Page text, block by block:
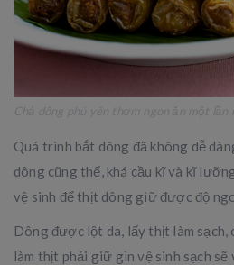
Quá trình bắt dông đã không dễ
dông cũng thế, khá cầu kĩ và kĩ
vệ sinh để thịt dông giữ được độ
Dông được lột da, lấy thịt làm sạch,
làm thịt phải giữ gìn vệ sinh sạch